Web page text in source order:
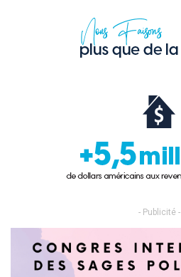
- Publicité -